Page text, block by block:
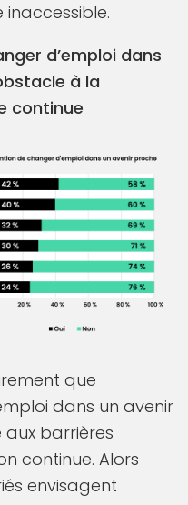
d’emploi dans
à la
continue
que
dans un avenir
barrières
continue. Alors
envisagent